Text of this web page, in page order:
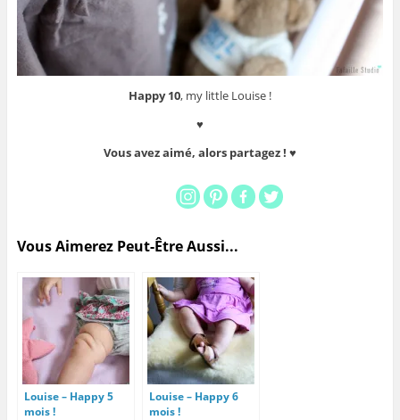
Happy 10, my little Louise !
♥
Vous avez aimé, alors partagez ! ♥
Vous Aimerez Peut-Être Aussi...
Louise – Happy 5
mois !
Louise – Happy 6
mois !